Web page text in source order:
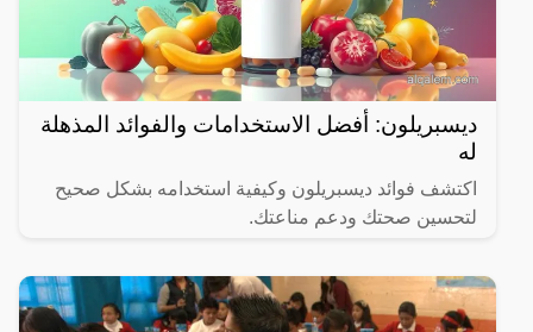
ديسبريلون: أفضل الاستخدامات والفوائد المذهلة
له
اكتشف فوائد ديسبريلون وكيفية استخدامه بشكل صحيح
لتحسين صحتك ودعم مناعتك.